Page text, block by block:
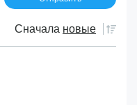
Сначала новые